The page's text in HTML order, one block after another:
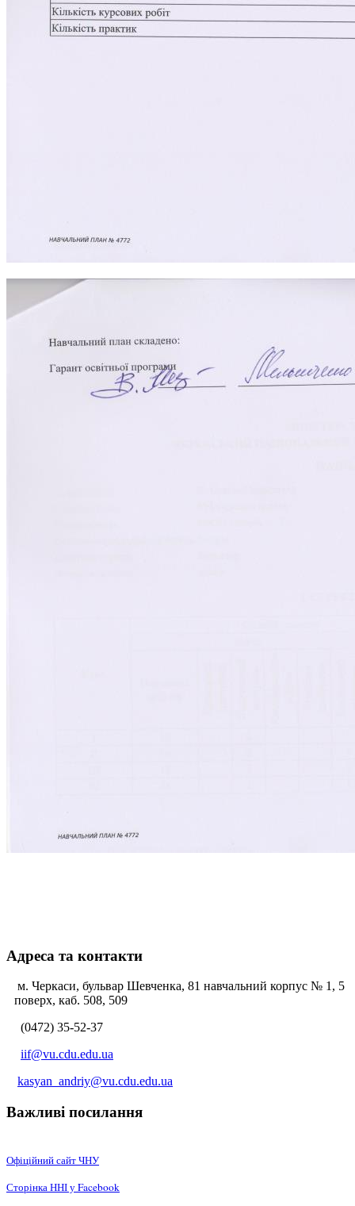
Адреса та контакти
м. Черкаси, бульвар Шевченка, 81 навчальний корпус № 1, 5
поверх, каб. 508, 509
(0472) 35-52-37
iif@vu.cdu.edu.ua
kasyan_andriy@vu.cdu.edu.ua
Важливі посилання
Офіційний сайт ЧНУ
Сторінка ННІ у Facebook